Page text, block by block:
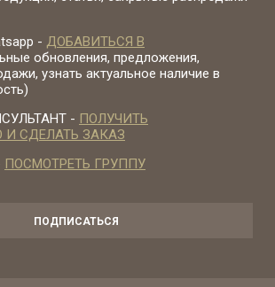
- ДОБАВИТЬСЯ В
обновления, предложения,
узнать актуальное наличие в
- ПОЛУЧИТЬ
СДЕЛАТЬ ЗАКАЗ
ПОСМОТРЕТЬ ГРУППУ
ПОДПИСАТЬСЯ